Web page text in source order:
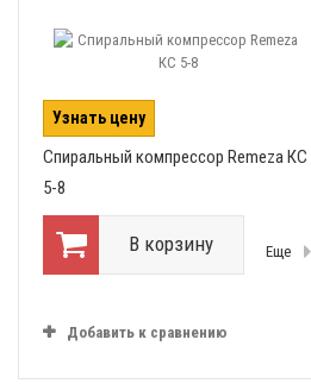
Узнать цену
Спиральный компрессор Remeza КС
5-8
В корзину Еще
Добавить к сравнению